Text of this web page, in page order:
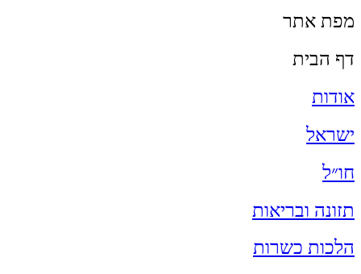
מפת אתר
דף הבית
אודות
ישראל
חו״ל
תזונה ובריאות
הלכות כשרות